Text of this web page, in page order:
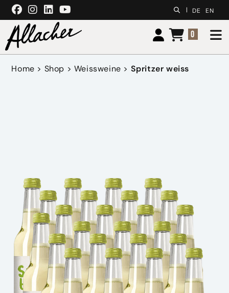
Zum Inhalt springen
| DE EN
0
Home > Shop > Weissweine > Spritzer weiss